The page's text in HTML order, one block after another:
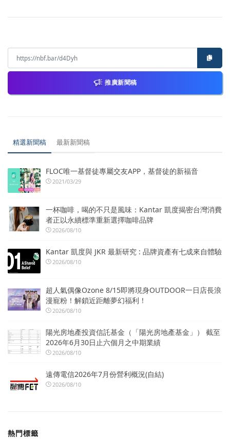
推廣新聞稿
精選新聞稿 最新新聞稿
FLOC唯一基督徒專屬交友APP，基督徒的新福音
2021/03/29
一杯咖啡，喝的不只是風味：Kantar 凱度揭密台灣消費
者正以永續標準重新選擇咖啡品牌
2026/08/10
Kantar 凱度與 JKR 最新研究 : 品牌資產有七成來自體驗
2026/08/10
超人氣偶像Ozone 8/15即將現身OUTDOOR一日店長浪
漫寵粉！解鎖近距離夢幻福利！
2026/08/10
陽光房地產投資信託基金（「陽光房地產基金」） 截至
2026年6月30日止六個月之中期業績
2026/08/10
遠傳電信2026年7月份營利概況(自結)
2026/08/10
熱門標籤